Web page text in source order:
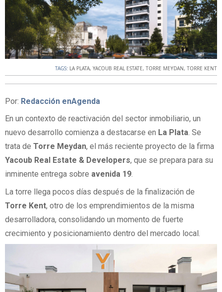
TAGS: LA PLATA, YACOUB REAL ESTATE, TORRE MEYDAN, TORRE KENT
Por: Redacción enAgenda
En un contexto de reactivación del sector inmobiliario, un
nuevo desarrollo comienza a destacarse en La Plata. Se
trata de Torre Meydan, el más reciente proyecto de la firma
Yacoub Real Estate & Developers, que se prepara para su
inminente entrega sobre avenida 19.
La torre llega pocos días después de la finalización de
Torre Kent, otro de los emprendimientos de la misma
desarrolladora, consolidando un momento de fuerte
crecimiento y posicionamiento dentro del mercado local.